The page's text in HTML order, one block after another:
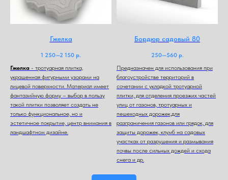
Гжелка
1 250—2 150 р.
Гжелка - тротуарная плитка,
украшенная фигурными узорами на
лицевой поверхности. Материал имеет
фантазийную форму – выбор в пользу
такой плитки позволяет создать не
только функциональное, но и
эстетичное покрытие, центр внимания в
ландшафтном дизайне.
Бордюр садовый 80
250—560 р.
Предназначен для использования при
благоустройстве территорий в
сочетании с укладкой тротуарной
плитки, для отделения проезжих частей
улиц от газонов, тротуарных и
пешеходных дорожек,для
разграничения газонов или грядок, для
защиты дорожек, клумб на садовых
участках от разрушения и размывания
почвы после сильных дождей и схода
снега и др.